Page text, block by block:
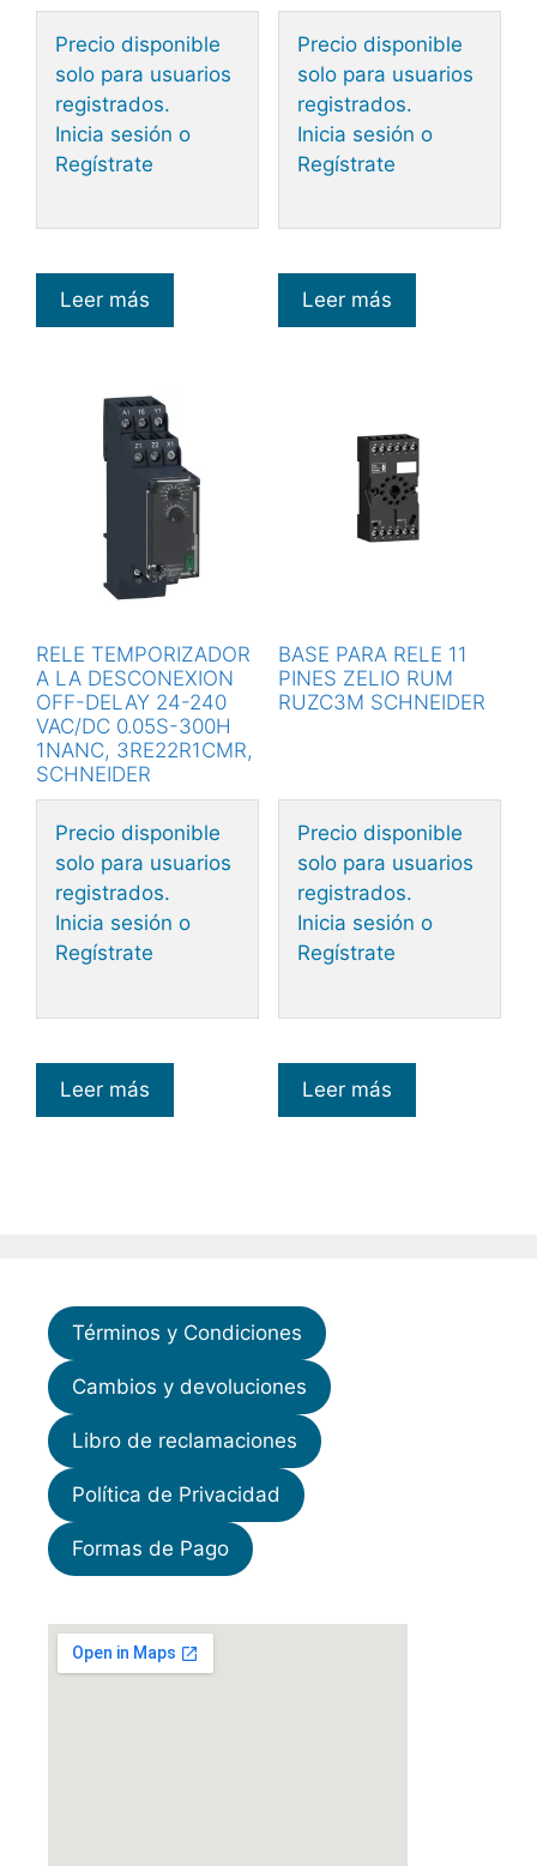
Precio disponible
solo para usuarios
registrados.
Inicia sesión o
Regístrate
Leer más
Precio disponible
solo para usuarios
registrados.
Inicia sesión o
Regístrate
Leer más
RELE TEMPORIZADOR
A LA DESCONEXION
OFF-DELAY 24-240
VAC/DC 0.05S-300H
1NANC, 3RE22R1CMR,
SCHNEIDER
Precio disponible
solo para usuarios
registrados.
Inicia sesión o
Regístrate
Leer más
BASE PARA RELE 11
PINES ZELIO RUM
RUZC3M SCHNEIDER
Precio disponible
solo para usuarios
registrados.
Inicia sesión o
Regístrate
Leer más
Términos y Condiciones
Cambios y devoluciones
Libro de reclamaciones
Política de Privacidad
Formas de Pago